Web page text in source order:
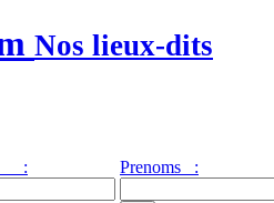
Nos lieux-dits
: Prenoms :